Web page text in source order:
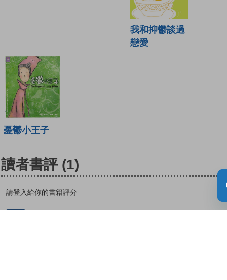
我和抑鬱談過
戀愛
憂鬱小王子
讀者書評 (1)
請登入給你的書籍評分